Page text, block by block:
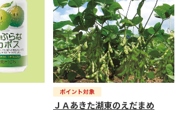
ＪＡあきた湖東のえだまめ